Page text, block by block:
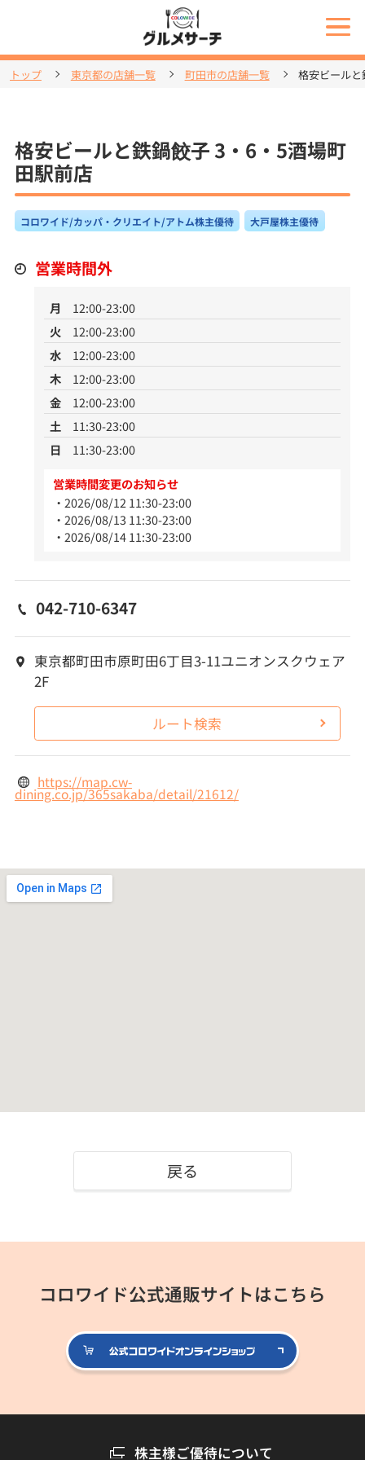
トップ 東京都の店舗一覧 町田市の店舗一覧 格安ビール
格安ビールと鉄鍋餃子 3・6・5酒場町
田駅前店
コロワイド/カッパ・クリエイト/アトム株主優待 大戸屋株主優待
営業時間外
月
12:00-23:00
火
12:00-23:00
水
12:00-23:00
木
12:00-23:00
金
12:00-23:00
土
11:30-23:00
日
11:30-23:00
営業時間変更のお知らせ
2026/08/12 11:30-23:00
2026/08/13 11:30-23:00
2026/08/14 11:30-23:00
042-710-6347
東京都町田市原町田6丁目3-11ユニオンスクウェア
2F
ルート検索
https://map.cw-
dining.co.jp/365sakaba/detail/21612/
戻る
コロワイド公式通販サイトはこちら
公式コロ
株主様ご優待について